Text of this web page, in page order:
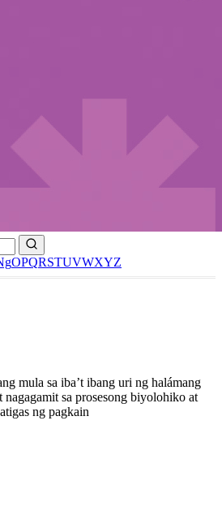
OPQRSTUVWXYZ
mula sa iba’t ibang uri ng halámang
nagagamit sa prosesong biyolohiko at
ng pagkain